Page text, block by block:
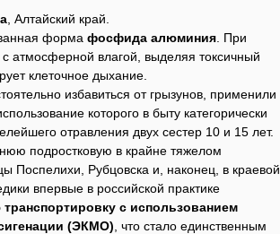
, Алтайский край.
форма фосфида алюминия . При
атмосферной влагой, выделяя токсичный
клеточное дыхание.
избавиться от грызунов, применили
которого в быту категорически
отравления двух сестер 10 и 15 лет.
подростковую в крайне тяжелом
Поспелихи, Рубцовска и, наконец, в краевой
впервые в российской практике
с использованием
(ЭКМО) , что стало единственным